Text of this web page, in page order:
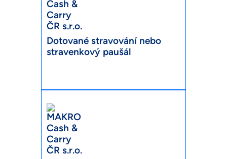
Dotované stravování nebo
stravenkový paušál